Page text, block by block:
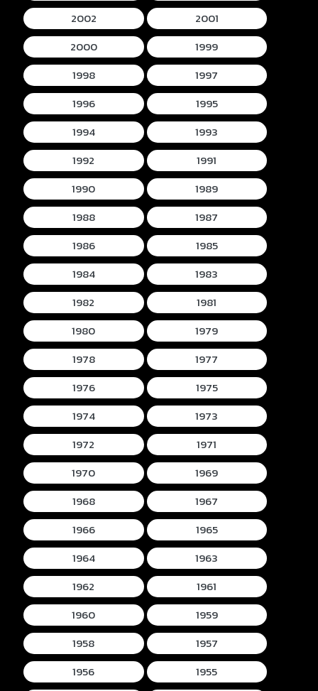
2002
2001
2000
1999
1998
1997
1996
1995
1994
1993
1992
1991
1990
1989
1988
1987
1986
1985
1984
1983
1982
1981
1980
1979
1978
1977
1976
1975
1974
1973
1972
1971
1970
1969
1968
1967
1966
1965
1964
1963
1962
1961
1960
1959
1958
1957
1956
1955